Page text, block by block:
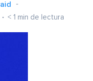
< 1 min de lectura